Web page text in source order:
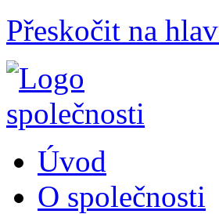
Přeskočit na
Úvod
O společnosti